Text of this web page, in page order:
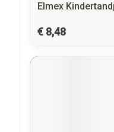
Elmex
€ 8,48